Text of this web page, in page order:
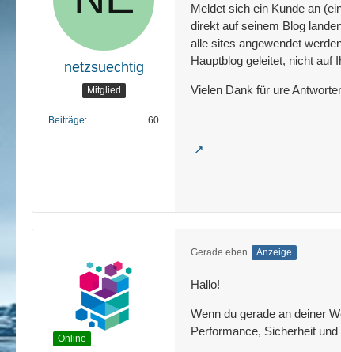
netzsuechtig
Mitglied
Beiträge 60
Meldet sich ein Kunde an
direkt auf seinem Blog
alle sites angewendet
Hauptblog geleitet, nicht auf
Vielen Dank für ure
Online
Gerade eben Anzeige
Hallo!
Wenn du gerade an deiner
Performance, Sicherheit